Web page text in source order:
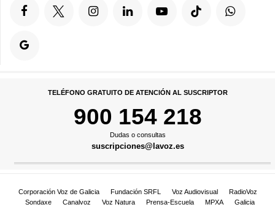
TELÉFONO GRATUITO DE ATENCIÓN AL SUSCRIPTOR
900 154 218
Dudas o consultas
suscripciones@lavoz.es
Corporación Voz de Galicia Fundación SRFL Voz Audiovisual
RadioVoz
Sondaxe
Canalvoz Voz Natura Prensa-Escuela MPXA Galicia